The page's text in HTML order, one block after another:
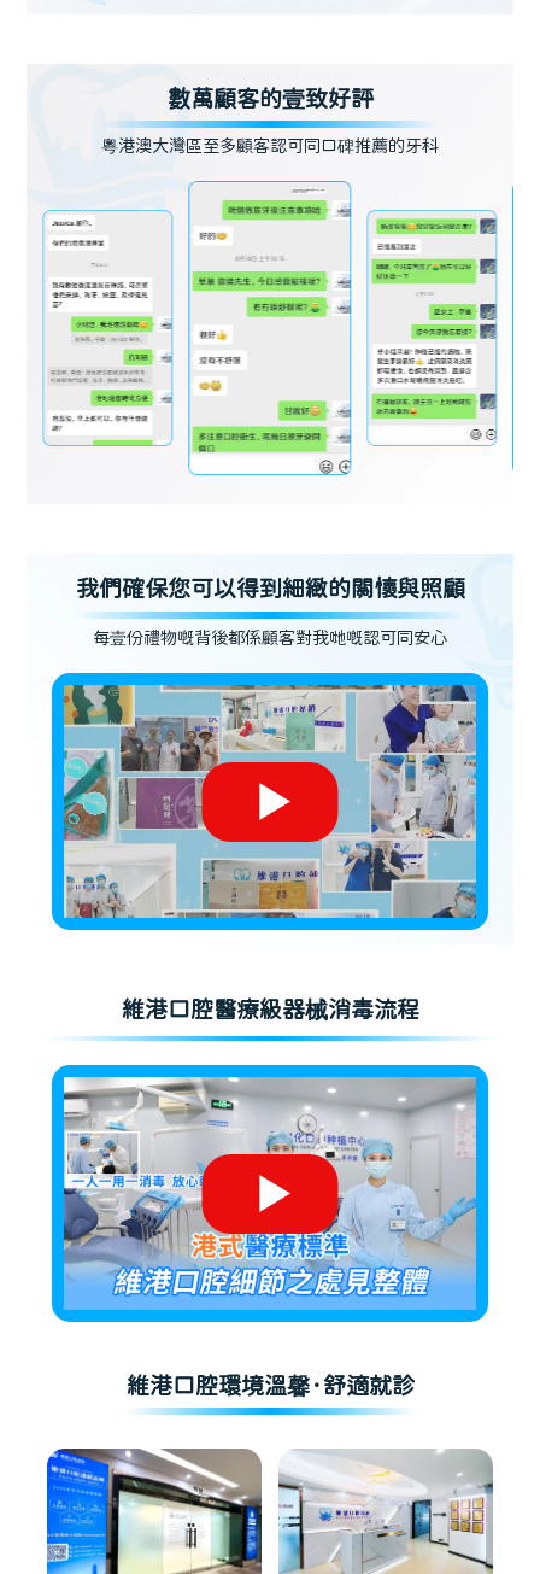
數萬顧客的壹致好評
粵港澳大灣區至多顧客認可同口碑推薦的牙科
我們確保您可以得到細緻的關懷與照顧
每壹份禮物嘅背後都係顧客對我哋嘅認可同安心
維港口腔醫療級器械消毒流程
維港口腔環境溫馨·舒適就診